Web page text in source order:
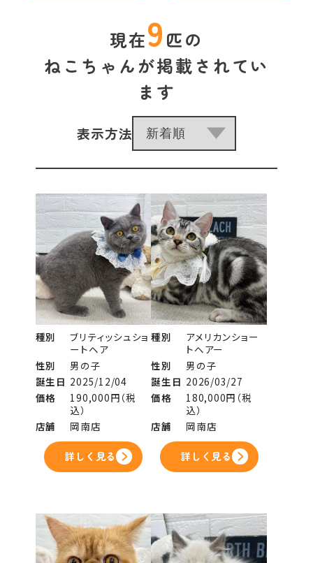
現在9 匹の
ねこちゃんが掲載されてい
ます
表示方法
種別
ブリティッシュショ
ートヘア
性別
男の子
誕生日 2025/12/04
価格
190,000円（税
込）
店舗
岡南店
詳しく見る
種別
アメリカンショー
トヘアー
性別
男の子
誕生日 2026/03/27
価格
180,000円（税
込）
店舗
岡南店
詳しく見る